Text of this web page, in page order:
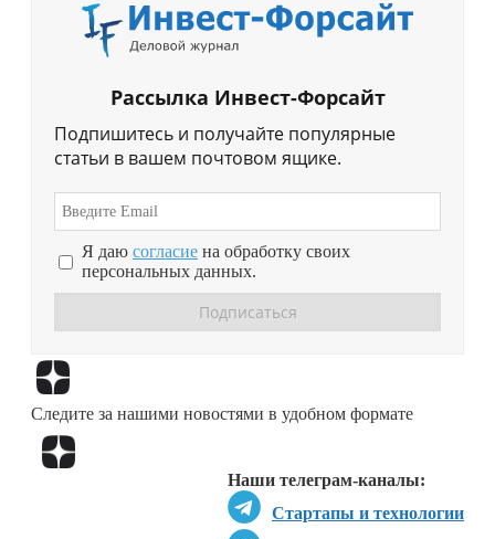
Рассылка Инвест-Форсайт
Подпишитесь и получайте популярные
статьи в вашем почтовом ящике.
Я даю согласие на обработку своих
персональных данных.
Следите за нашими новостями в удобном формате
Наши телеграм-каналы:
Стартапы и технологии